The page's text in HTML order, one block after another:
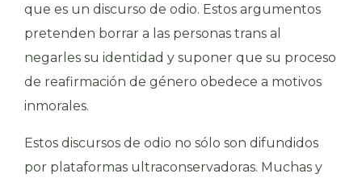
que es un discurso de odio. Estos argumentos
pretenden borrar a las personas trans al
negarles su identidad y suponer que su proceso
de reafirmación de género obedece a motivos
inmorales.
Estos discursos de odio no sólo son difundidos
por plataformas ultraconservadoras. Muchas y